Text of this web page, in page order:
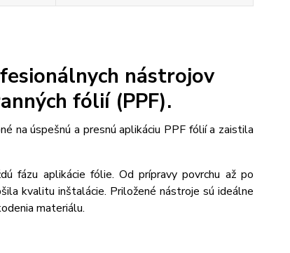
nástrojov
fólií (PPF).
na úspešnú a presnú aplikáciu PPF fólií a zaistila
fázu aplikácie fólie. Od prípravy povrchu až po
kvalitu inštalácie. Priložené nástroje sú ideálne
materiálu.